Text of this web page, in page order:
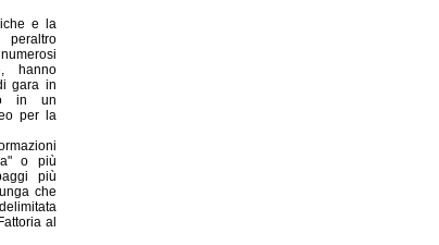
e la
peraltro
hanno
gara in
in un
per la
o più
più
che
al